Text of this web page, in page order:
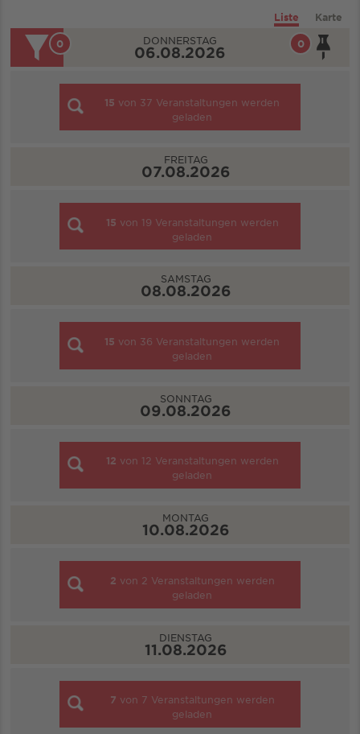
Liste Karte
0
0 DONNERSTAG
06.08.2026
15 von 37 Veranstaltungen werden
geladen
FREITAG
07.08.2026
15 von 19 Veranstaltungen werden
geladen
SAMSTAG
08.08.2026
15 von 36 Veranstaltungen werden
geladen
SONNTAG
09.08.2026
12 von 12 Veranstaltungen werden
geladen
MONTAG
10.08.2026
2 von 2 Veranstaltungen werden
geladen
DIENSTAG
11.08.2026
7 von 7 Veranstaltungen werden
geladen